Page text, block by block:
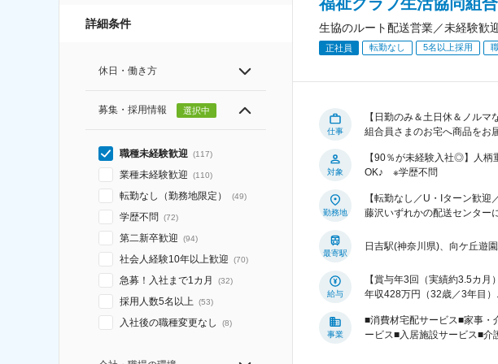
詳細条件
休日・働き方
募集・採用情報 選択中
職種未経験歓迎 (117)
業種未経験歓迎 (110)
転勤なし（勤務地限定） (49)
学歴不問 (72)
第二新卒歓迎 (94)
社会人経験10年以上歓迎 (70)
急募！入社まで1カ月 (32)
採用人数5名以上 (53)
入社後の職種変更なし (8)
生協のルート配送営業／未経験歓
正社員 転勤なし 5名以上採用
仕事
【日勤のみ＆土日休＆ノル
組合員さまのお宅へ商品をお
対象
【90％が未経験入社◎】人柄
OK♪ ※学歴不問
勤務地
【転勤なし／U・Iターン歓迎
藤沢いずれかの配送センター
最寄駅
日吉駅(神奈川県)、向ケ丘遊
給与
【賞与年3回（実績約3.5カ月）
年収428万円（32歳／3年目）
事業
■消費材宅配サービス■家事・
ービス■入居施設サービス■介